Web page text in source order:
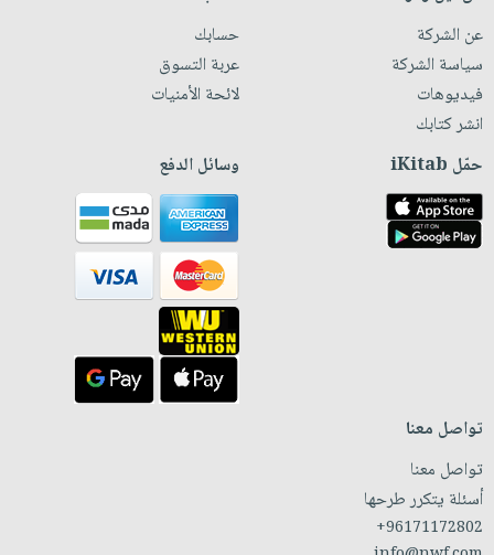
عن الشركة
سياسة الشركة
فيديوهات
انشر كتابك
حسابك
عربة التسوق
لائحة الأمنيات
حمّل iKitab وسائل الدفع
تواصل معنا
تواصل معنا
أسئلة يتكرر طرحها
+96171172802